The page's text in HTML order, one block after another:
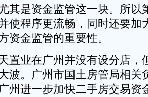
其是资金监管这一块。所以
使程序更流畅，同时还要加
资金监管的重要性。
业在广州并没有设分店，
波。广州市国土房管局相关
州进一步加快二手房交易资